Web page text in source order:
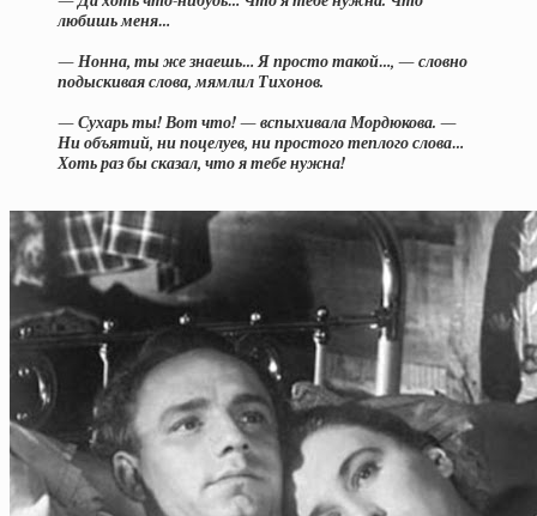
любишь меня…
— Нонна, ты же знаешь… Я просто такой…, — словно
подыскивая слова, мямлил Тихонов.
— Сухарь ты! Вот что! — вспыхивала Мордюкова. —
Ни объятий, ни поцелуев, ни простого теплого слова…
Хоть раз бы сказал, что я тебе нужна!